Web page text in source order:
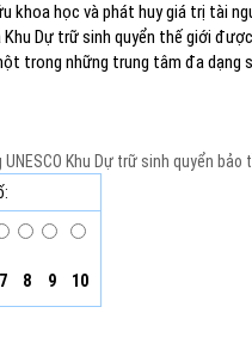
khoa học và phát huy giá trị tài
Dự trữ sinh quyển thế giới
trong những trung tâm đa
UNESCO Khu Dự trữ sinh quyển bảo
7 8 9 10